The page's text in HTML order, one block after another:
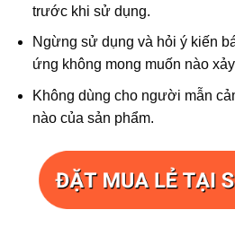
trước khi sử dụng.
Ngừng sử dụng và hỏi ý kiến
ứng không mong muốn nào
Không dùng cho người mẫn
nào của sản phẩm.